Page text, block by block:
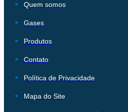
Quem somos
Gases
Produtos
Contato
Política de Privacidade
Mapa do Site